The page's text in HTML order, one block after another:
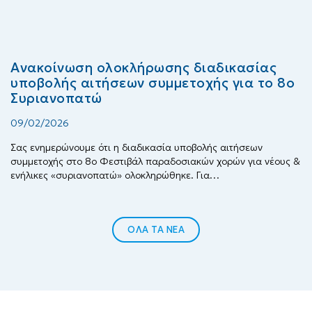
Ανακοίνωση ολοκλήρωσης διαδικασίας
υποβολής αιτήσεων συμμετοχής για το 8ο
Συριανοπατώ
09/02/2026
Σας ενημερώνουμε ότι η διαδικασία υποβολής αιτήσεων
συμμετοχής στο 8ο Φεστιβάλ παραδοσιακών χορών για νέους &
ενήλικες «συριανοπατώ» ολοκληρώθηκε. Για…
ΟΛΑ ΤΑ ΝΕΑ